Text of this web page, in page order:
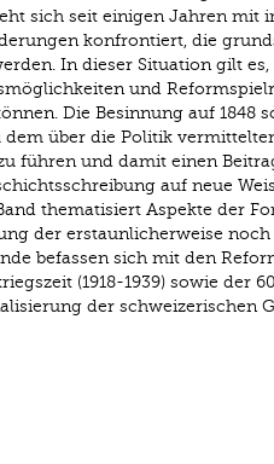
sich seit einigen Jahren mit
konfrontiert, die
In dieser Situation gilt
und
Die Besinnung auf 1848
dem über die Politik
führen und damit einen
auf neue
thematisiert Aspekte der
der erstaunlicherweise
befassen sich mit den
(1918-1939) sowie der
der schweizerischen